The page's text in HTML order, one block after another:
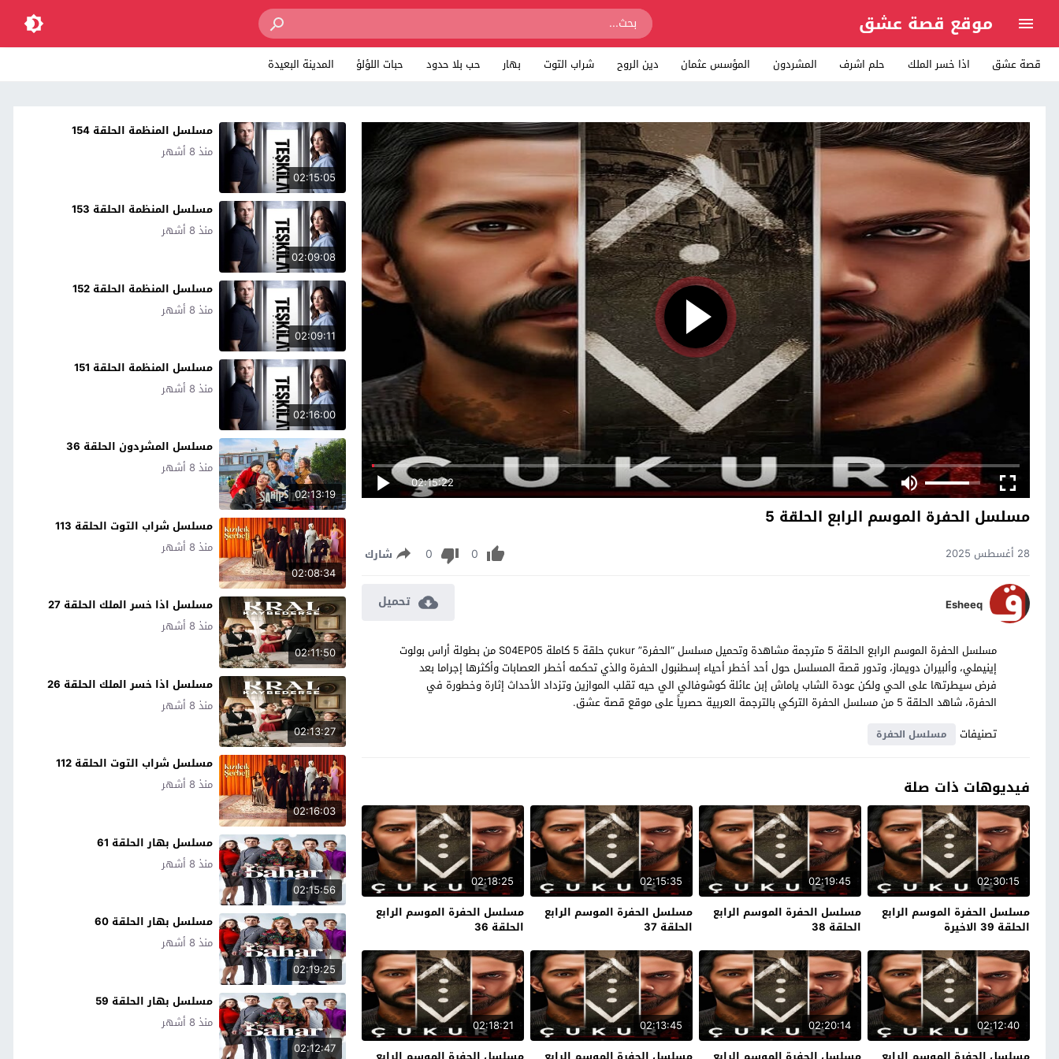
موقع قصة عشق
قصة عشق اذا خسر الملك حلم اشرف المشردون المؤسس عثمان دين الروح شراب التوت بهار حب بلا حدود حبات اللؤلؤ المدينة البعيدة
02:15:22
مسلسل الحفرة الموسم الرابع الحلقة 5
28 أغسطس 2025 0
0 شارك
Esheeq تحميل
مسلسل الحفرة الموسم الرابع الحلقة 5 مترجمة مشاهدة وتحميل مسلسل “الحفرة” çukur حلقة 5 كاملة S04EP05 من بطولة أراس بولوت
إينيملي، وألبيران دويماز، وتدور قصة المسلسل حول أحد أخطر أحياء إسطنبول الحفرة والذي تحكمه أخطر العصابات وأكثرها إجراما بعد
فرض سيطرتها على الحي ولكن عودة الشاب ياماش إبن عائلة كوشوفالي الي حيه تقلب الموازين وتزداد الأحداث إثارة وخطورة في
الحفرة، شاهد الحلقة 5 من مسلسل الحفرة التركي بالترجمة العربية حصرياً على موقع قصة عشق.
تصنيفات
مسلسل الحفرة
فيديوهات ذات صلة
02:30:15
مسلسل الحفرة الموسم الرابع
الحلقة 39 الاخيرة
02:19:45
مسلسل الحفرة الموسم الرابع
الحلقة 38
02:15:35
مسلسل الحفرة الموسم الرابع
الحلقة 37
02:18:25
مسلسل الحفرة الموسم الرابع
الحلقة 36
02:12:40
02:20:14
02:13:45
02:18:21
02:15:05
مسلسل المنظمة الحلقة 154
منذ 8 أشهر
02:09:08
مسلسل المنظمة الحلقة 153
منذ 8 أشهر
02:09:11
مسلسل المنظمة الحلقة 152
منذ 8 أشهر
02:16:00
مسلسل المنظمة الحلقة 151
منذ 8 أشهر
02:13:19
مسلسل المشردون الحلقة 36
منذ 8 أشهر
02:08:34
مسلسل شراب التوت الحلقة 113
منذ 8 أشهر
02:11:50
مسلسل اذا خسر الملك الحلقة 27
منذ 8 أشهر
02:13:27
مسلسل اذا خسر الملك الحلقة 26
منذ 8 أشهر
02:16:03
مسلسل شراب التوت الحلقة 112
منذ 8 أشهر
02:15:56
مسلسل بهار الحلقة 61
منذ 8 أشهر
02:19:25
مسلسل بهار الحلقة 60
منذ 8 أشهر
02:12:47
مسلسل بهار الحلقة 59
منذ 8 أشهر